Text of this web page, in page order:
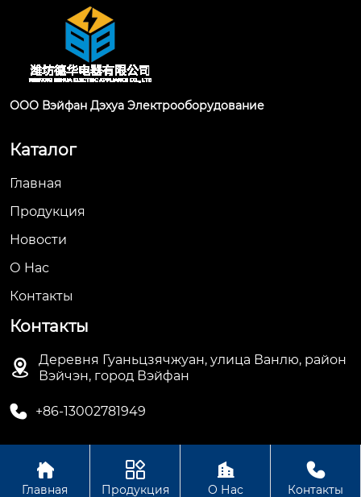
ООО Вэйфан Дэхуа Электрооборудование
Каталог
Главная
Продукция
Новости
О Hас
Контакты
Контакты

Деревня Гуаньцзячжуан, улица Ванлю, район
Вэйчэн, город Вэйфан
 +86-13002781949
Авторское право© ООО Вэйфан Дэхуа
Электрооборудование

Главная

Продукция

О Нас

Контакты